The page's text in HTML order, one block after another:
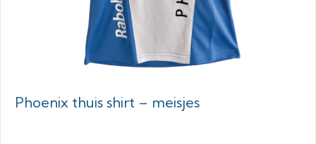
Phoenix thuis shirt – meisjes